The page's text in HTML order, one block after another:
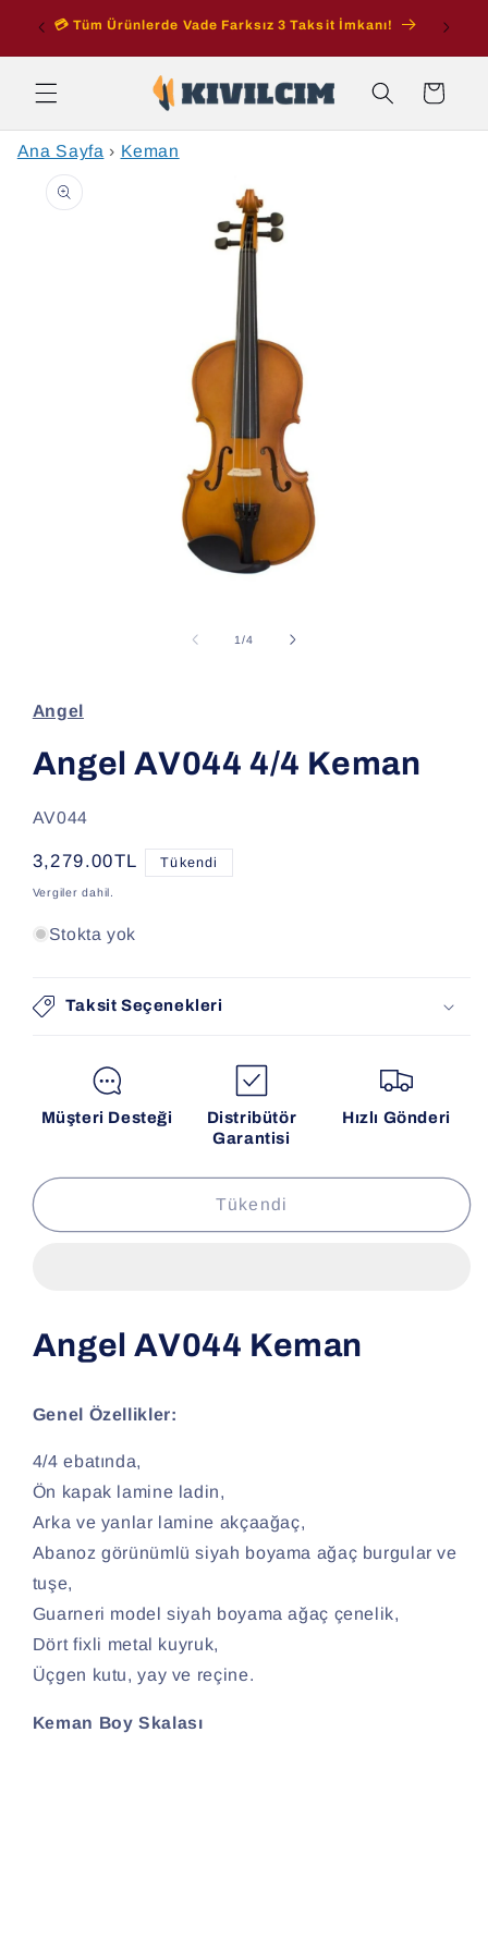
İçeriğe
atla
💳 Tüm Ürünlerde Vade Farksız 3 Taksit İmkanı!
Sepet
Ana Sayfa › Keman
Ürün
bilgisine
atla
1//4
Angel
Angel AV044 4/4 Keman
SKU:
AV044
Normal
fiyat
3,279.00TL Tükendi
Vergiler dahil.
Stokta yok
Taksit Seçenekleri
Müşteri Desteği
Distribütör
Garantisi
Hızlı Gönderi
Tükendi
Angel AV044 Keman
Genel Özellikler:
4/4 ebatında,
Ön kapak lamine ladin,
Arka ve yanlar lamine akçaağaç,
Abanoz görünümlü siyah boyama ağaç burgular ve
tuşe,
Guarneri model siyah boyama ağaç çenelik,
Dört fixli metal kuyruk,
Üçgen kutu, yay ve reçine.
Keman Boy Skalası